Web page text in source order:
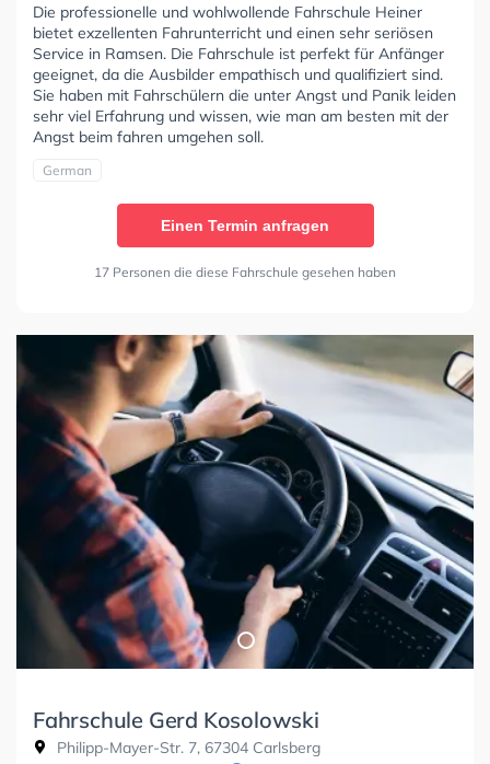
Die professionelle und wohlwollende Fahrschule Heiner
bietet exzellenten Fahrunterricht und einen sehr seriösen
Service in Ramsen. Die Fahrschule ist perfekt für Anfänger
geeignet, da die Ausbilder empathisch und qualifiziert sind.
Sie haben mit Fahrschülern die unter Angst und Panik leiden
sehr viel Erfahrung und wissen, wie man am besten mit der
Angst beim fahren umgehen soll.
German
Einen Termin anfragen
17 Personen die diese Fahrschule gesehen haben
Fahrschule Gerd Kosolowski
Philipp-Mayer-Str. 7, 67304 Carlsberg